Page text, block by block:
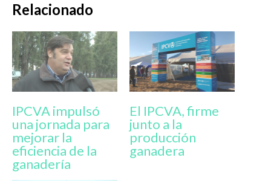
Relacionado
IPCVA impulsó
una jornada para
mejorar la
eficiencia de la
ganadería
El IPCVA, firme
junto a la
producción
ganadera